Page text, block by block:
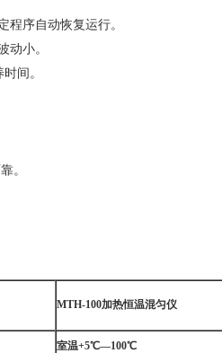
程序自动恢复运行。
动小。
间。
。
MTH-100加热恒温混匀仪
室温+5℃—100℃